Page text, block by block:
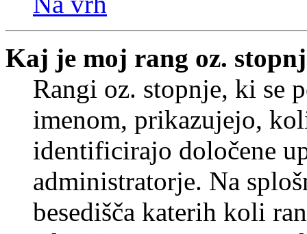
Kaj je moj rang oz.
Rangi oz. stopnje, ki se
imenom, prikazujejo,
identificirajo določene
administratorje. Na
besedišča katerih koli